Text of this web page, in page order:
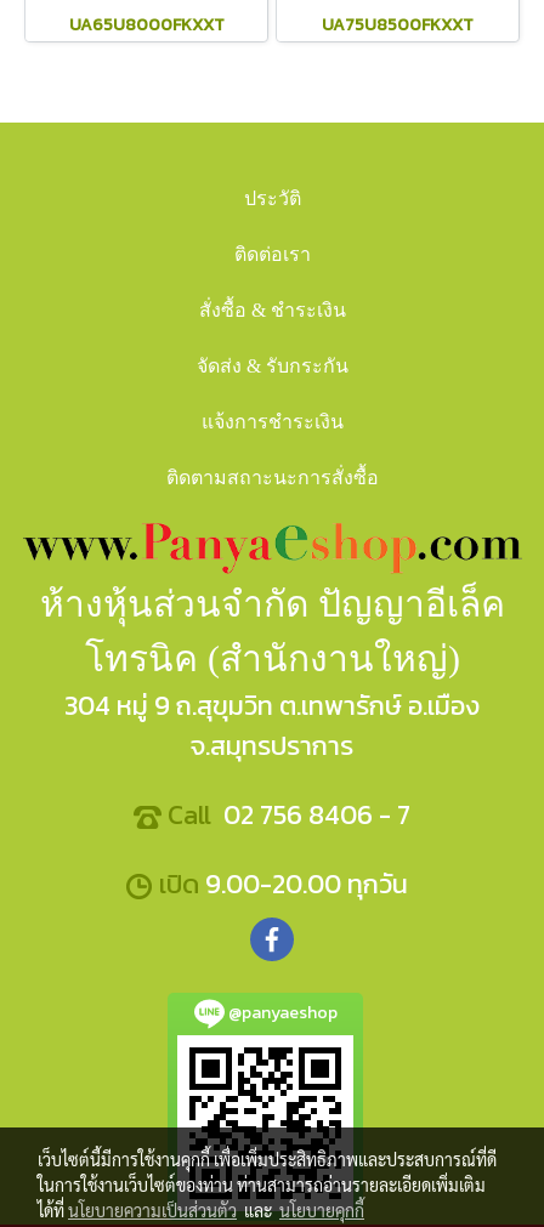
UA65U8000FKXXT UA75U8500FKXXT
ประวัติ
ติดต่อเรา
สั่งซื้อ & ชำระเงิน
จัดส่ง & รับกระกัน
แจ้งการชำระเงิน
ติดตามสถาะนะการสั่งซื้อ
ห้างหุ้นส่วนจำกัด ปัญญาอีเล็ค
โทรนิค (สำนักงานใหญ่)
304 หมู่ 9 ถ.สุขุมวิท ต.เทพารักษ์ อ.เมือง
จ.สมุทรปราการ
Call 02 756 8406 - 7
เปิด 9.00-20.00 ทุกวัน
@panyaeshop
เว็บไซต์นี้มีการใช้งานคุกกี้ เพื่อเพิ่มประสิทธิภาพและประสบการณ์ที่ดี
ในการใช้งานเว็บไซต์ของท่าน ท่านสามารถอ่านรายละเอียดเพิ่มเติม
ได้ที่นโยบายความเป็นส่วนตัวและนโยบายคุกกี้